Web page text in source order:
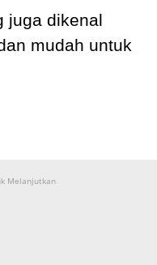
juga dikenal
mudah untuk
Melanjutkan